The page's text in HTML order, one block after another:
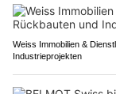
Weiss Immobilien &
Industrieprojekten